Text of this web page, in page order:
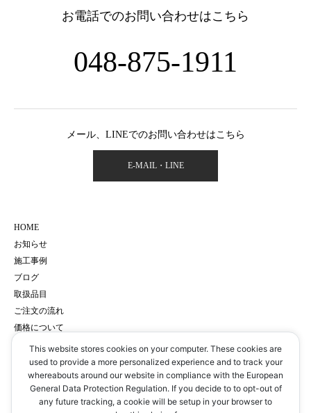
お電話でのお問い合わせはこちら
048-875-1911
メール、LINEでのお問い合わせはこちら
E-MAIL・LINE
HOME
お知らせ
施工事例
ブログ
取扱品目
ご注文の流れ
価格について
会社概要
サイトマップ
プライバシーポリシー
予約・お問い合わせ
This website stores cookies on your computer. These cookies are
used to provide a more personalized experience and to track your
whereabouts around our website in compliance with the European
General Data Protection Regulation. If you decide to to opt-out of
any future tracking, a cookie will be setup in your browser to